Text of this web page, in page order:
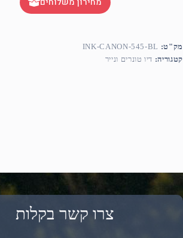
מק"ט: INK-CANON-545-BL
קטגוריה: דיו טונרים ונייר
צרו קשר בקלות